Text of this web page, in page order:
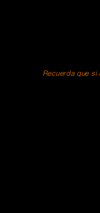
Recuerda que